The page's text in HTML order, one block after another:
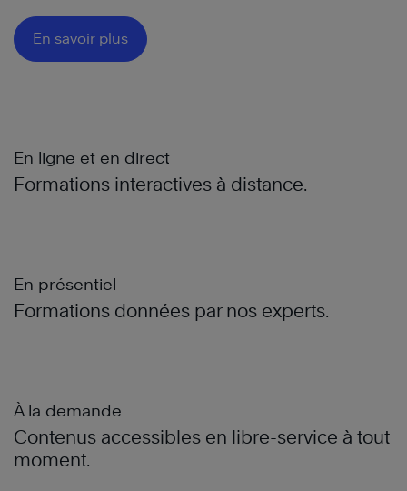
En savoir plus
En ligne et en direct
Formations interactives à distance.
En présentiel
Formations données par nos experts.
À la demande
Contenus accessibles en libre-service à tout
moment.